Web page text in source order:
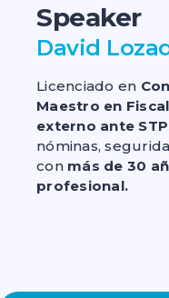
Speaker
David
Licenciado en
Maestro en
externo ante
nóminas,
con más de 30
profesional.